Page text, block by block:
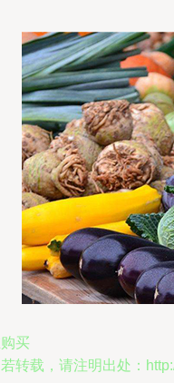
买
转载，请注明出处：